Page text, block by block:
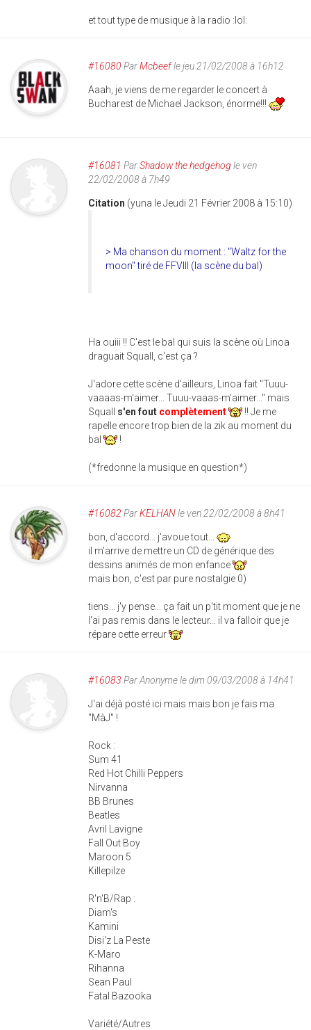
et tout type de musique à la radio :lol:
#16080 ParMcbeefle jeu 21/02/2008 à 16h12
Aaah, je viens de me regarder le concert à
Bucharest de Michael Jackson, énorme!!!
#16081 ParShadow the hedgehog le ven
22/02/2008 à 7h49
Citation (yuna le Jeudi 21 Février 2008 à 15:10)
> Ma chanson du moment : "Waltz for the
moon" tiré de FFVIII (la scène du bal)
Ha ouiii !! C'est le bal qui suis la scène où Linoa
draguait Squall, c'est ça ?
J'adore cette scène d'ailleurs, Linoa fait "Tuuu-
vaaaas-m'aimer... Tuuu-vaaas-m'aimer..." mais
Squall s'en fout complètement
!! Je me
rapelle encore trop bien de la zik au moment du
bal
!
(*fredonne la musique en question*)
#16082 ParKELHANle ven 22/02/2008 à 8h41
bon, d'accord... j'avoue tout...
il m'arrive de mettre un CD de générique des
dessins animés de mon enfance
mais bon, c'est par pure nostalgie 0)
tiens... j'y pense... ça fait un p'tit moment que je ne
l'ai pas remis dans le lecteur... il va falloir que je
répare cette erreur
#16083 ParAnonymele dim 09/03/2008 à 14h41
J'ai déjà posté ici mais mais bon je fais ma
"MàJ" !
Rock :
Sum 41
Red Hot Chilli Peppers
Nirvanna
BB Brunes
Beatles
Avril Lavigne
Fall Out Boy
Maroon 5
Killepilze
R'n'B/Rap :
Diam's
Kamini
Disi'z La Peste
K-Maro
Rihanna
Sean Paul
Fatal Bazooka
Variété/Autres